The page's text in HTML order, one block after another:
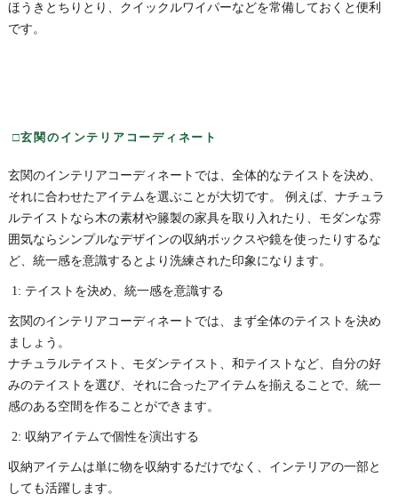
ほうきとちりとり、クイックルワイパーなどを常備しておくと便利
です。
□玄関のインテリアコーディネート
玄関のインテリアコーディネートでは、全体的なテイストを決め、
それに合わせたアイテムを選ぶことが大切です。 例えば、ナチュラ
ルテイストなら木の素材や籐製の家具を取り入れたり、モダンな雰
囲気ならシンプルなデザインの収納ボックスや鏡を使ったりするな
ど、統一感を意識するとより洗練された印象になります。
1: テイストを決め、統一感を意識する
玄関のインテリアコーディネートでは、まず全体のテイストを決め
ましょう。
ナチュラルテイスト、モダンテイスト、和テイストなど、自分の好
みのテイストを選び、それに合ったアイテムを揃えることで、統一
感のある空間を作ることができます。
2: 収納アイテムで個性を演出する
収納アイテムは単に物を収納するだけでなく、インテリアの一部と
しても活躍します。